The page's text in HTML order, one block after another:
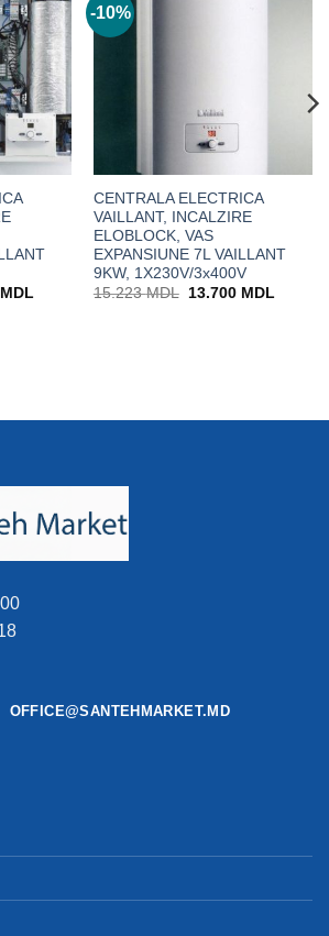
MDLPrețul
-10%
CENTRALA ELECTRICA
VAILLANT, INCALZIRE
ELOBLOCK, VAS
EXPANSIUNE 7L VAILLANT
9KW, 1X230V/3x400V
15.223MDL
Prețul
13.700 MDLPrețul
OFFICE@SANTEHMARKET.MD